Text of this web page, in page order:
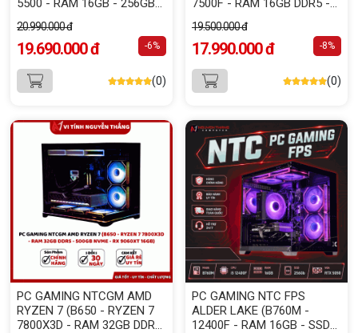
5500 - RAM 16GB - 256GB
20.990.000 đ
19.690.000 đ -6%
(0)
7500F - RAM 16GB DDR5 -
4GB)
19.500.000 đ
17.990.000 đ -8%
(0)
PC GAMING NTCGM AMD
RYZEN 7 (B650 - RYZEN 7
7800X3D - RAM 32GB DDR5
PC GAMING NTC FPS
ALDER LAKE (B760M -
12400F - RAM 16GB - SSD